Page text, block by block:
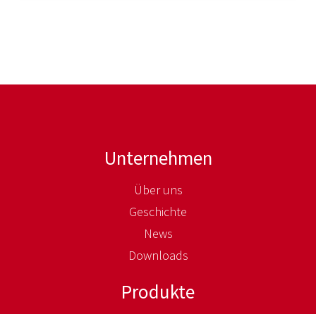
Unternehmen
Über uns
Geschichte
News
Downloads
Produkte